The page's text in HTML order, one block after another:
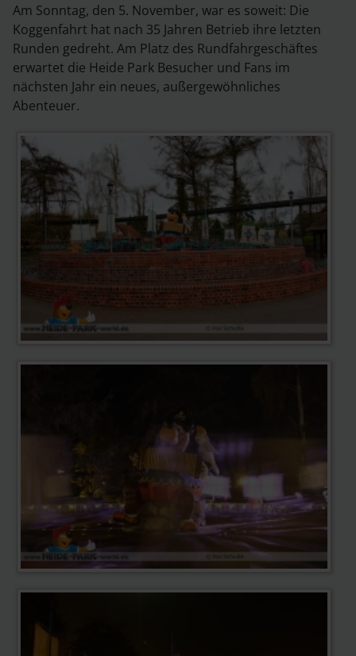
Am Sonntag, den 5. November, war es soweit: Die
Koggenfahrt hat nach 35 Jahren Betrieb ihre letzten
Runden gedreht. Am Platz des Rundfahrgeschäftes
erwartet die Heide Park Besucher und Fans im
nächsten Jahr ein neues, außergewöhnliches
Abenteuer.